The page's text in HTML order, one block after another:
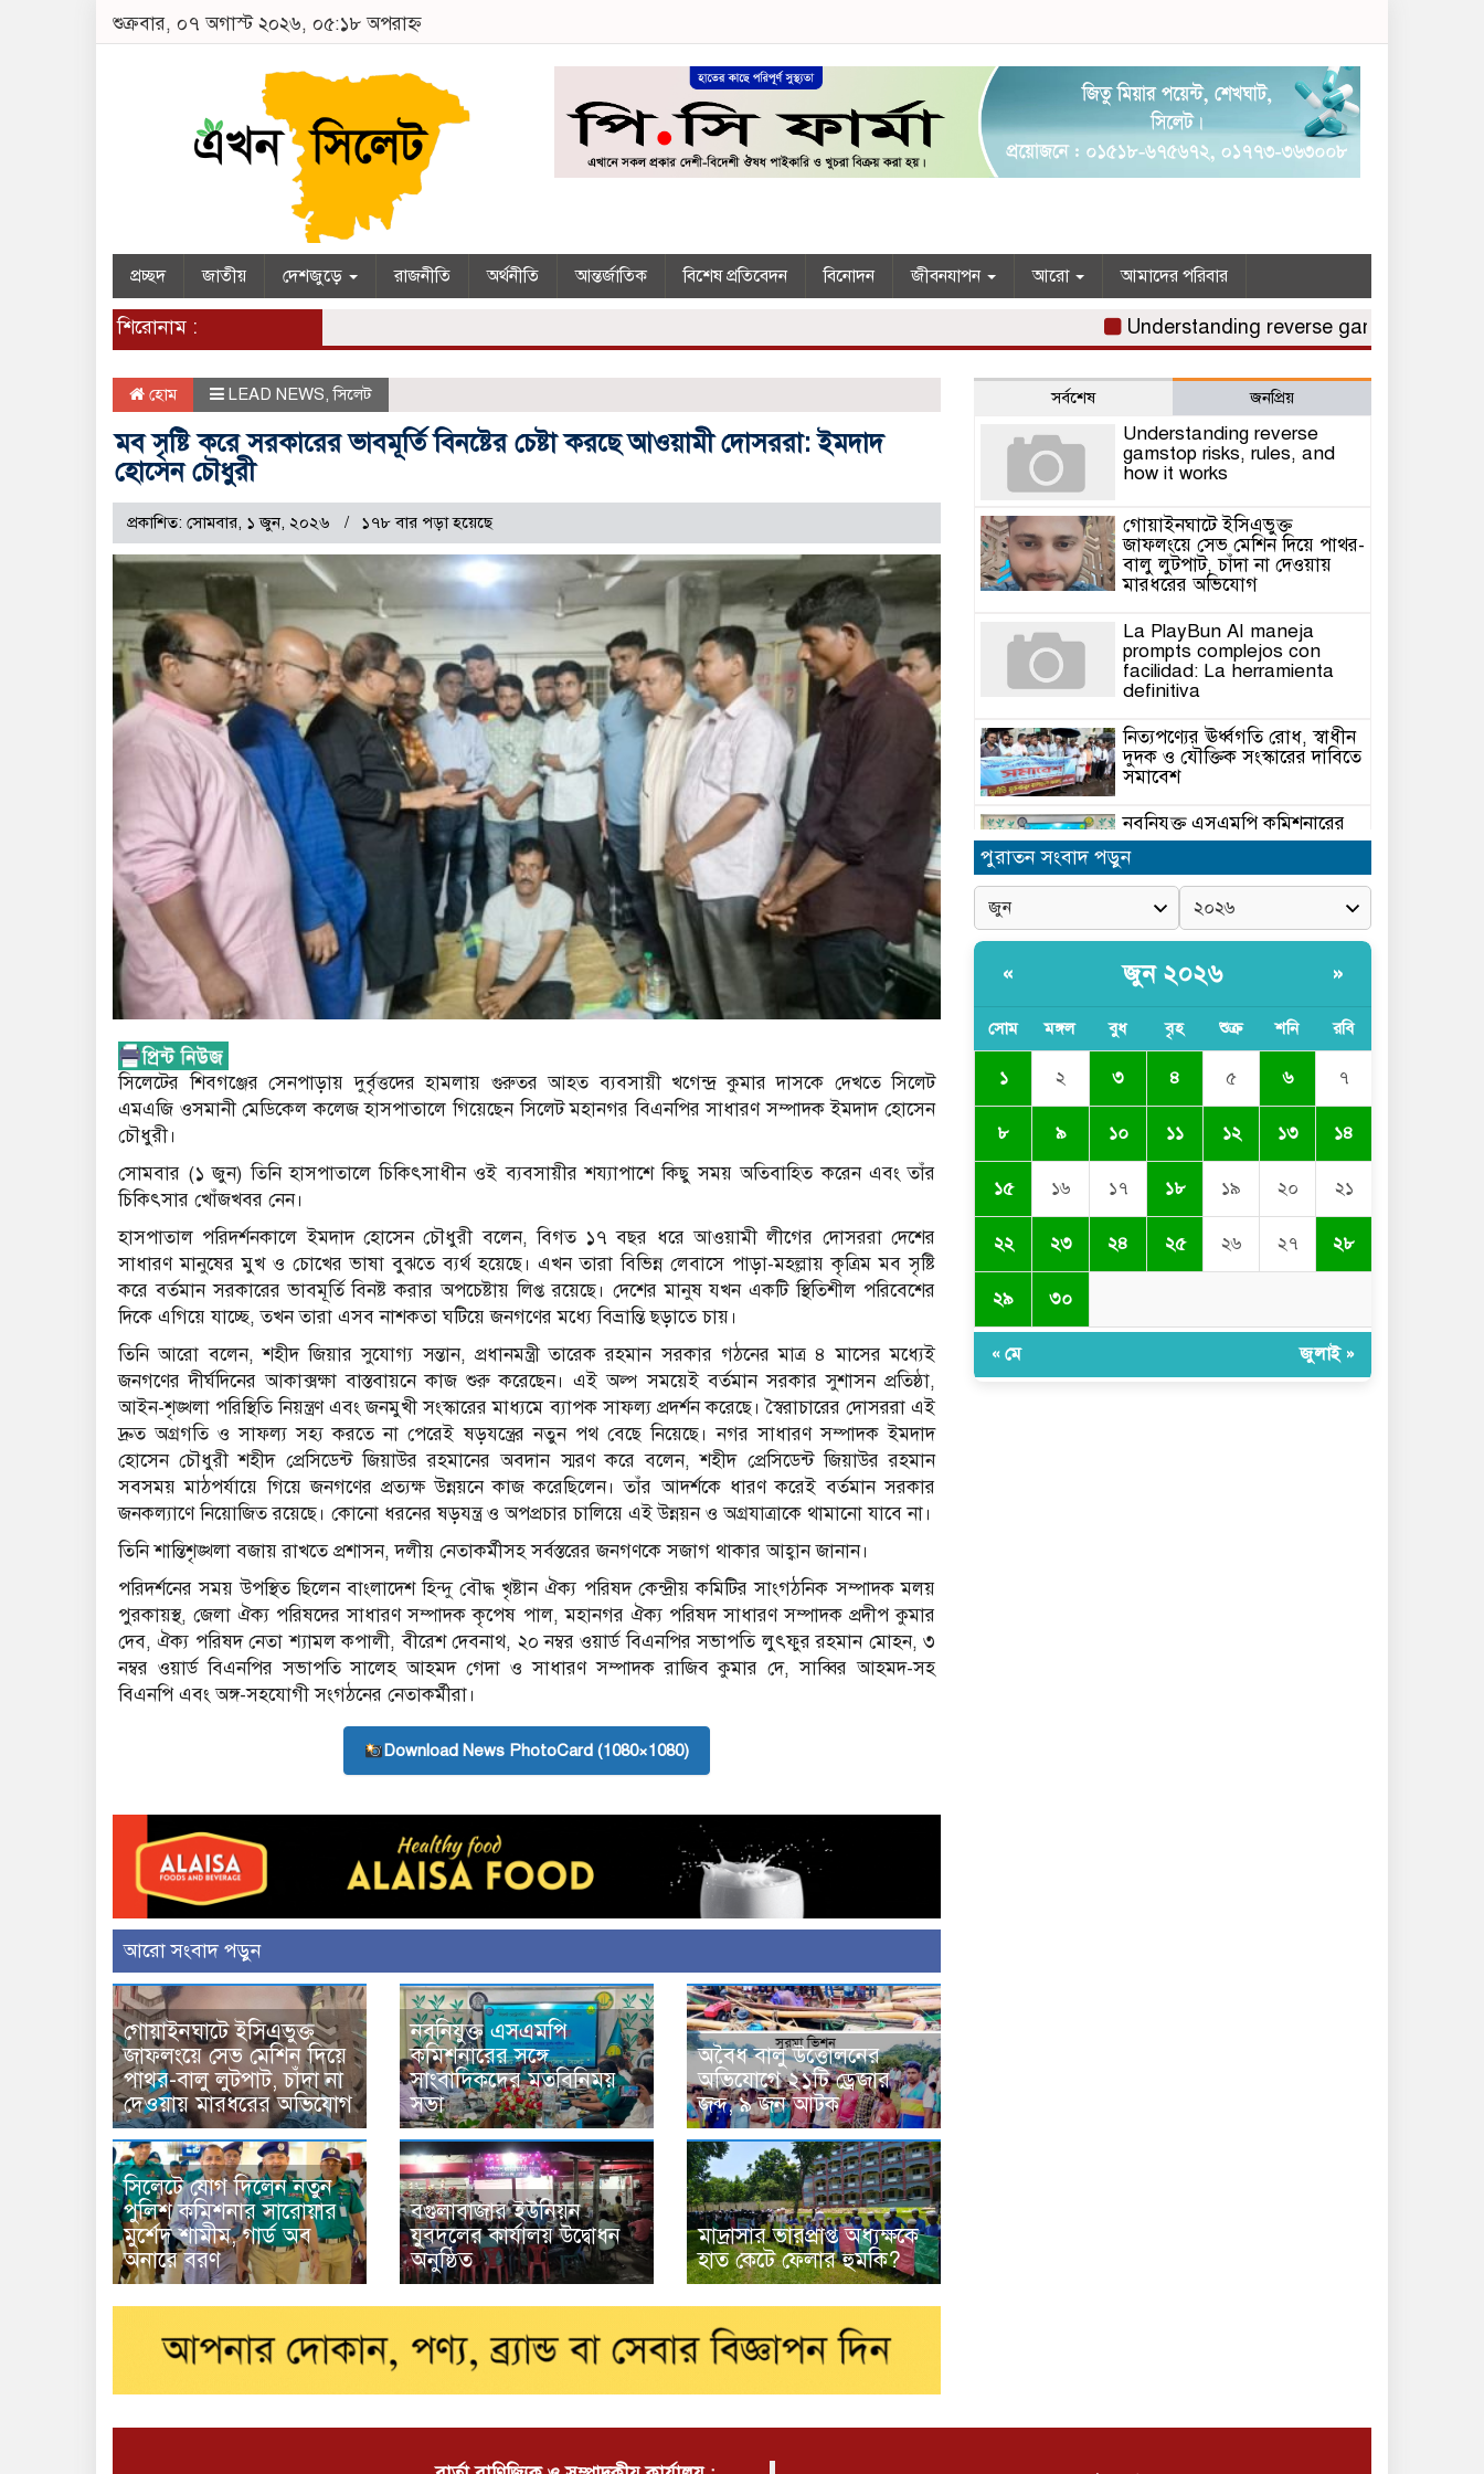
শুক্রবার, ০৭ অগাস্ট ২০২৬, ০৫:১৮ অপরাহ্ন
প্রচ্ছদ জাতীয় দেশজুড়ে রাজনীতি অর্থনীতি আন্তর্জাতিক বিশেষ প্রতিবেদন বিনোদন জীবনযাপন আরো আমাদের পরিবার
শিরোনাম : Understanding reverse gamstop risks,
হোম LEAD NEWS,সিলেট
মব সৃষ্টি করে সরকারের ভাবমূর্তি বিনষ্টের চেষ্টা করছে আওয়ামী দোসররা: ইমদাদ
হোসেন চৌধুরী
প্রকাশিত: সোমবার, ১ জুন, ২০২৬ ১৭৮ বার পড়া হয়েছে
সিলেটের শিবগঞ্জের সেনপাড়ায় দুর্বৃত্তদের হামলায় গুরুতর আহত ব্যবসায়ী খগেন্দ্র কুমার দাসকে দেখতে সিলেট
এমএজি ওসমানী মেডিকেল কলেজ হাসপাতালে গিয়েছেন সিলেট মহানগর বিএনপির সাধারণ সম্পাদক ইমদাদ হোসেন
চৌধুরী।
সোমবার (১ জুন) তিনি হাসপাতালে চিকিৎসাধীন ওই ব্যবসায়ীর শয্যাপাশে কিছু সময় অতিবাহিত করেন এবং তাঁর
চিকিৎসার খোঁজখবর নেন।
হাসপাতাল পরিদর্শনকালে ইমদাদ হোসেন চৌধুরী বলেন, বিগত ১৭ বছর ধরে আওয়ামী লীগের দোসররা দেশের
সাধারণ মানুষের মুখ ও চোখের ভাষা বুঝতে ব্যর্থ হয়েছে। এখন তারা বিভিন্ন লেবাসে পাড়া-মহল্লায় কৃত্রিম মব সৃষ্টি
করে বর্তমান সরকারের ভাবমূর্তি বিনষ্ট করার অপচেষ্টায় লিপ্ত রয়েছে। দেশের মানুষ যখন একটি স্থিতিশীল পরিবেশের
দিকে এগিয়ে যাচ্ছে, তখন তারা এসব নাশকতা ঘটিয়ে জনগণের মধ্যে বিভ্রান্তি ছড়াতে চায়।
তিনি আরো বলেন, শহীদ জিয়ার সুযোগ্য সন্তান, প্রধানমন্ত্রী তারেক রহমান সরকার গঠনের মাত্র ৪ মাসের মধ্যেই
জনগণের দীর্ঘদিনের আকাক্সক্ষা বাস্তবায়নে কাজ শুরু করেছেন। এই অল্প সময়েই বর্তমান সরকার সুশাসন প্রতিষ্ঠা,
আইন-শৃঙ্খলা পরিস্থিতি নিয়ন্ত্রণ এবং জনমুখী সংস্কারের মাধ্যমে ব্যাপক সাফল্য প্রদর্শন করেছে। স্বৈরাচারের দোসররা এই
দ্রুত অগ্রগতি ও সাফল্য সহ্য করতে না পেরেই ষড়যন্ত্রের নতুন পথ বেছে নিয়েছে। নগর সাধারণ সম্পাদক ইমদাদ
হোসেন চৌধুরী শহীদ প্রেসিডেন্ট জিয়াউর রহমানের অবদান স্মরণ করে বলেন, শহীদ প্রেসিডেন্ট জিয়াউর রহমান
সবসময় মাঠপর্যায়ে গিয়ে জনগণের প্রত্যক্ষ উন্নয়নে কাজ করেছিলেন। তাঁর আদর্শকে ধারণ করেই বর্তমান সরকার
জনকল্যাণে নিয়োজিত রয়েছে। কোনো ধরনের ষড়যন্ত্র ও অপপ্রচার চালিয়ে এই উন্নয়ন ও অগ্রযাত্রাকে থামানো যাবে না।
তিনি শান্তিশৃঙ্খলা বজায় রাখতে প্রশাসন, দলীয় নেতাকর্মীসহ সর্বস্তরের জনগণকে সজাগ থাকার আহ্বান জানান।
পরিদর্শনের সময় উপস্থিত ছিলেন বাংলাদেশ হিন্দু বৌদ্ধ খৃষ্টান ঐক্য পরিষদ কেন্দ্রীয় কমিটির সাংগঠনিক সম্পাদক মলয়
পুরকায়স্থ, জেলা ঐক্য পরিষদের সাধারণ সম্পাদক কৃপেষ পাল, মহানগর ঐক্য পরিষদ সাধারণ সম্পাদক প্রদীপ কুমার
দেব, ঐক্য পরিষদ নেতা শ্যামল কপালী, বীরেশ দেবনাথ, ২০ নম্বর ওয়ার্ড বিএনপির সভাপতি লুৎফুর রহমান মোহন, ৩
নম্বর ওয়ার্ড বিএনপির সভাপতি সালেহ আহমদ গেদা ও সাধারণ সম্পাদক রাজিব কুমার দে, সাব্বির আহমদ-সহ
বিএনপি এবং অঙ্গ-সহযোগী সংগঠনের নেতাকর্মীরা।
Download News PhotoCard (1080×1080)
আরো সংবাদ পড়ুন
গোয়াইনঘাটে ইসিএভুক্ত
জাফলংয়ে সেভ মেশিন দিয়ে
পাথর-বালু লুটপাট, চাঁদা না
দেওয়ায় মারধরের অভিযোগ
নবনিযুক্ত এসএমপি
কমিশনারের সঙ্গে
সাংবাদিকদের মতবিনিময়
সভা
অবৈধ বালু উত্তোলনের
অভিযোগে ২১টি ড্রেজার
জব্দ, ৯ জন আটক
সিলেটে যোগ দিলেন নতুন
পুলিশ কমিশনার সারোয়ার
মুর্শেদ শামীম, গার্ড অব
অনারে বরণ
বগুলাবাজার ইউনিয়ন
যুবদলের কার্যালয় উদ্বোধন
অনুষ্ঠিত
মাদ্রাসার ভারপ্রাপ্ত অধ্যক্ষকে
হাত কেটে ফেলার হুমকি?
সর্বশেষ জনপ্রিয়
Understanding reverse
gamstop risks, rules, and
how it works
গোয়াইনঘাটে ইসিএভুক্ত
জাফলংয়ে সেভ মেশিন দিয়ে পাথর-
বালু লুটপাট, চাঁদা না দেওয়ায়
মারধরের অভিযোগ
La PlayBun AI maneja
prompts complejos con
facilidad: La herramienta
definitiva
নিত্যপণ্যের ঊর্ধ্বগতি রোধ, স্বাধীন
দুদক ও যৌক্তিক সংস্কারের দাবিতে
সমাবেশ
নবনিযুক্ত এসএমপি কমিশনারের
সঙ্গে সাংবাদিকদের মতবিনিময়
সভা
অবৈধ বালু উত্তোলনের অভিযোগে
২১টি ড্রেজার জব্দ, ৯ জন আটক
কমিশনার সারোয়ার মুর্শেদ শামীম,
গার্ড অব অনারে বরণ
ব্ল্যাকমেইল ও চাঁদা দাবির
অভিযোগে তোলপাড়
দোয়ারাবাজারে বালু ব্যবসায়ীর
সংবাদ সম্মেলন চারটি নৌকা দখল
ও নগদ টাকা ছিনিয়ে নেওয়ার
কার্যালয় উদ্বোধন অনুষ্ঠিত
পুরাতন সংবাদ পড়ুন
« জুন ২০২৬ »
সোম মঙ্গল বুধ বৃহ শুক্র শনি রবি
১ ২ ৩ ৪ ৫ ৬ ৭
৮ ৯ ১০ ১১ ১২ ১৩ ১৪
১৫ ১৬ ১৭ ১৮ ১৯ ২০ ২১
২২ ২৩ ২৪ ২৫ ২৬ ২৭ ২৮
২৯ ৩০
« মে জুলাই »